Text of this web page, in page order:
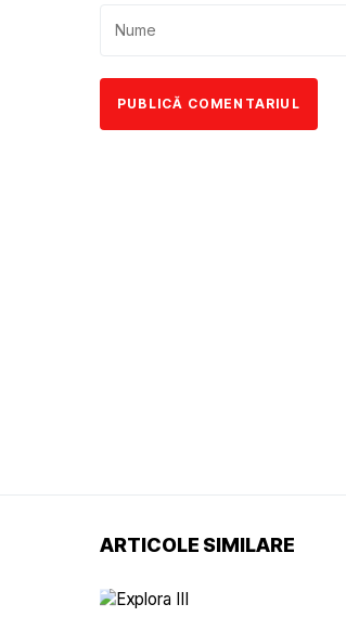
ARTICOLE SIMILARE